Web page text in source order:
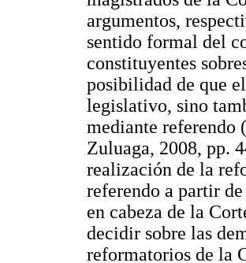
argumentos,
sentido formal del
constituyentes
posibilidad de que
legislativo, sino
mediante
Zuluaga, 2008, pp.
realización de la
referendo a partir
en cabeza de la
decidir sobre las
reformatorios de la